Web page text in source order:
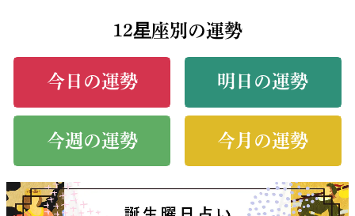
12星座別の運勢
今日の運勢 明日の運勢
今週の運勢 今月の運勢